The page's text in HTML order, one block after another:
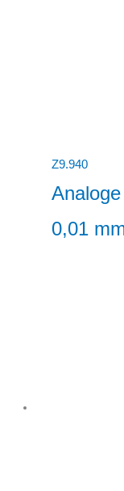
Z9.940
0,01